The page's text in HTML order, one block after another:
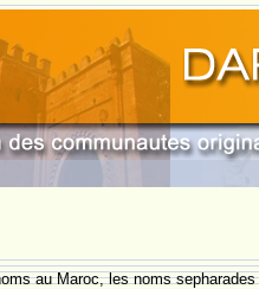
au Maroc, les noms